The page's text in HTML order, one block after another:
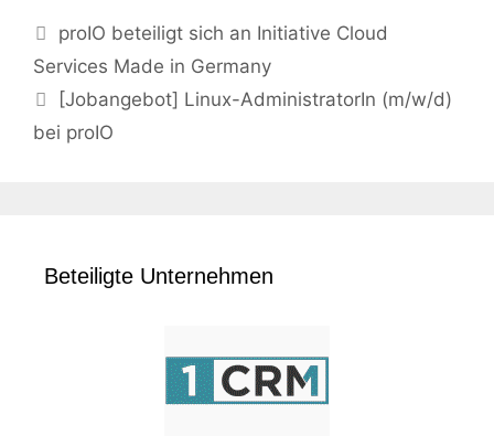
proIO beteiligt sich an Initiative Cloud
Services Made in Germany
[Jobangebot] Linux-AdministratorIn (m/w/d)
bei proIO
Beteiligte Unternehmen